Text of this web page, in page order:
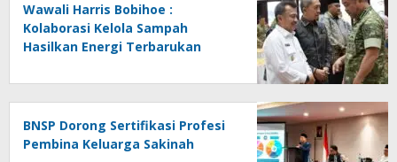
Wawali Harris Bobihoe :
Kolaborasi Kelola Sampah
Hasilkan Energi Terbarukan
BNSP Dorong Sertifikasi Profesi
Pembina Keluarga Sakinah